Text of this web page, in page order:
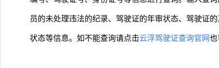
员的未处理违法的纪录、驾驶证的年审状态、驾驶证
状态等信息。如不能查询请点击云浮驾驶证查询官网也